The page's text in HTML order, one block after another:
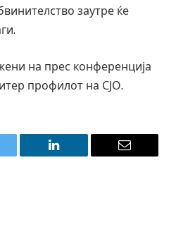
заутре ќе
на прес конференција
профилот на СЈО.
LinkedIn Email